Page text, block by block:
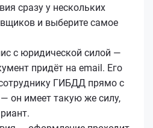
сразу у нескольких
и выберите самое
с юридической силой —
придёт на email. Его
ГИБДД прямо с
он имеет такую же силу,